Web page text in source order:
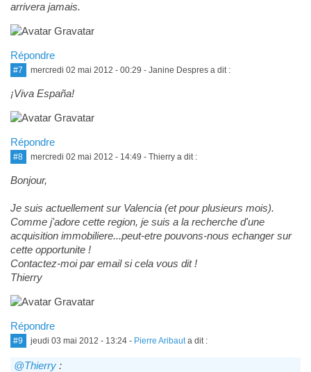
arrivera jamais.
Répondre
#7 mercredi 02 mai 2012 - 00:29 - Janine Despres a dit :
¡Viva España!
Répondre
#8 mercredi 02 mai 2012 - 14:49 - Thierry a dit :
Bonjour,
Je suis actuellement sur Valencia (et pour plusieurs mois).
Comme j'adore cette region, je suis a la recherche d'une
acquisition immobiliere...peut-etre pouvons-nous echanger sur
cette opportunite !
Contactez-moi par email si cela vous dit !
Thierry
Répondre
#9 jeudi 03 mai 2012 - 13:24- Pierre Aribauta dit :
@Thierry: